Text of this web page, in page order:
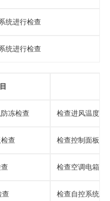
统进行检查
统进行检查
冻检查 检查进风温度
查 检查控制面板各
检查空调电箱的
查 检查自控系统包